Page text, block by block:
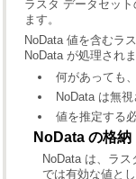
ます。
NoData が処理され
何があっても
NoData は無
値を推定する
NoData の格納